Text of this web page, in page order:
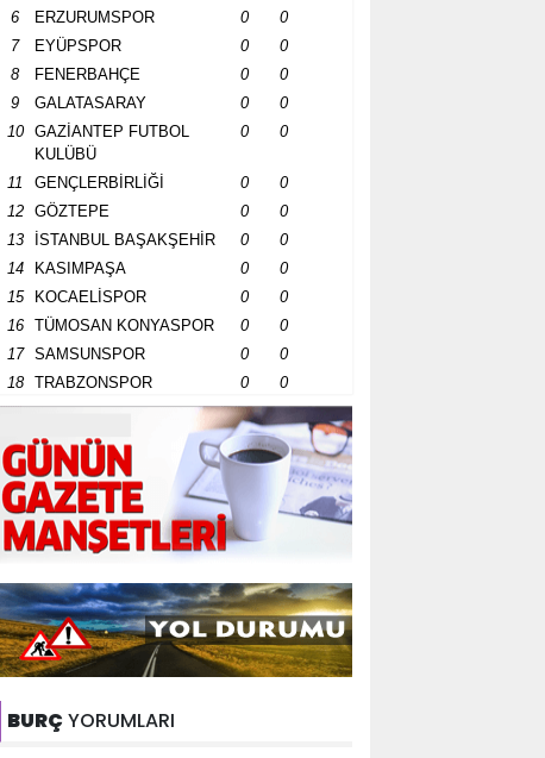
6
ERZURUMSPOR 0
0
7
EYÜPSPOR 0
0
8
FENERBAHÇE 0
0
9
GALATASARAY 0
0
10
GAZİANTEP FUTBOL
KULÜBÜ
0 0
11 GENÇLERBİRLİĞİ 0
0
12
GÖZTEPE 0
0
13
İSTANBUL BAŞAKŞEHİR 0
0
14
KASIMPAŞA 0
0
15
KOCAELİSPOR 0
0
16
TÜMOSAN KONYASPOR 0
0
17
SAMSUNSPOR 0
0
18
TRABZONSPOR 0 0
BURÇ YORUMLARI